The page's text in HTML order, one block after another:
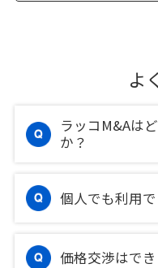
よ
ラッコM&Aは
か？
個人でも利用
価格交渉はで